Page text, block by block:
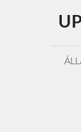
tartalomba